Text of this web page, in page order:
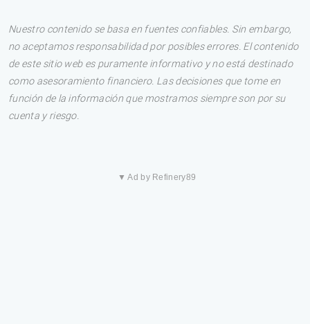
Nuestro contenido se basa en fuentes confiables. Sin embargo,
no aceptamos responsabilidad por posibles errores. El contenido
de este sitio web es puramente informativo y no está destinado
como asesoramiento financiero. Las decisiones que tome en
función de la información que mostramos siempre son por su
cuenta y riesgo.
▼ Ad by Refinery89